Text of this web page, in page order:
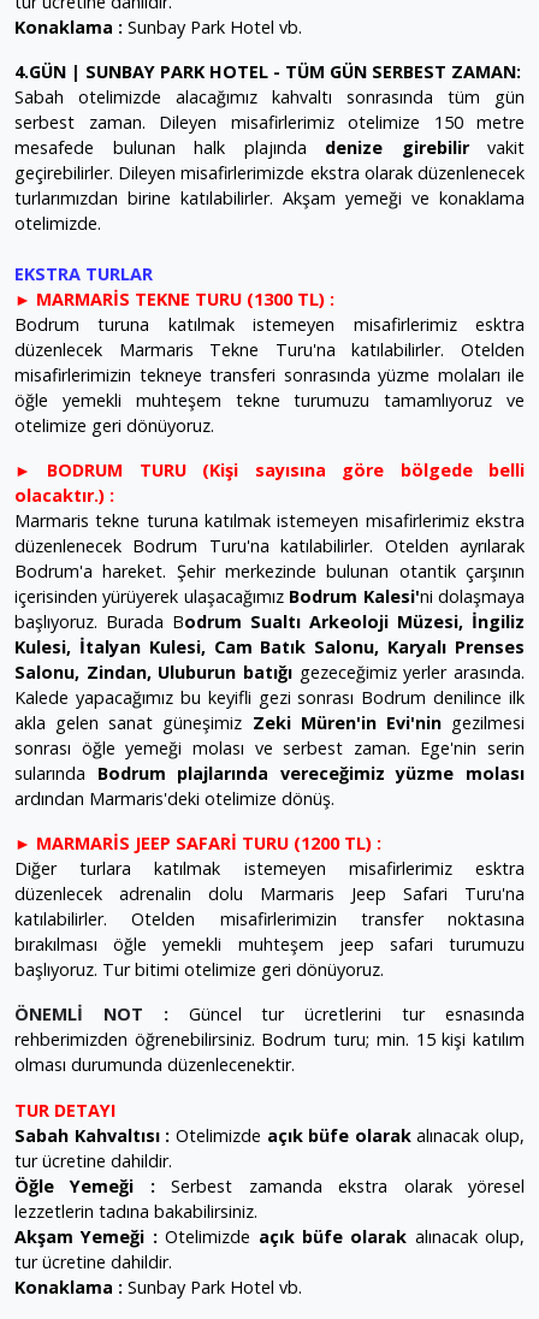
Konaklama : Sunbay Park Hotel vb.
4.GÜN | SUNBAY PARK HOTEL - TÜM GÜN SERBEST ZAMAN:
Sabah otelimizde alacağımız kahvaltı sonrasında tüm gün
serbest zaman. Dileyen misafirlerimiz otelimize 150 metre
mesafede bulunan halk plajında denize girebilir vakit
geçirebilirler. Dileyen misafirlerimizde ekstra olarak düzenlenecek
turlarımızdan birine katılabilirler. Akşam yemeği ve konaklama
otelimizde.
EKSTRA TURLAR
► MARMARİS TEKNE TURU (1300 TL) :
Bodrum turuna katılmak istemeyen misafirlerimiz esktra
düzenlecek Marmaris Tekne Turu'na katılabilirler. Otelden
misafirlerimizin tekneye transferi sonrasında yüzme molaları ile
öğle yemekli muhteşem tekne turumuzu tamamlıyoruz ve
otelimize geri dönüyoruz.
► BODRUM TURU (Kişi sayısına göre bölgede belli
olacaktır.) :
Marmaris tekne turuna katılmak istemeyen misafirlerimiz ekstra
düzenlenecek Bodrum Turu'na katılabilirler. Otelden ayrılarak
Bodrum'a hareket. Şehir merkezinde bulunan otantik çarşının
içerisinden yürüyerek ulaşacağımız Bodrum Kalesi'ni dolaşmaya
başlıyoruz. Burada Bodrum Sualtı Arkeoloji Müzesi, İngiliz
Kulesi, İtalyan Kulesi, Cam Batık Salonu, Karyalı Prenses
Salonu, Zindan, Uluburun batığı gezeceğimiz yerler arasında.
Kalede yapacağımız bu keyifli gezi sonrası Bodrum denilince ilk
akla gelen sanat güneşimiz Zeki Müren'in Evi'ningezilmesi
sonrası öğle yemeği molası ve serbest zaman. Ege'nin serin
sularında Bodrum plajlarında vereceğimiz yüzme molası
ardından Marmaris'deki otelimize dönüş.
► MARMARİS JEEP SAFARİ TURU (1200 TL) :
Diğer turlara katılmak istemeyen misafirlerimiz esktra
düzenlecek adrenalin dolu Marmaris Jeep Safari Turu'na
katılabilirler. Otelden misafirlerimizin transfer noktasına
bırakılması öğle yemekli muhteşem jeep safari turumuzu
başlıyoruz. Tur bitimi otelimize geri dönüyoruz.
ÖNEMLİ NOT :
Güncel tur ücretlerini tur esnasında
rehberimizden öğrenebilirsiniz. Bodrum turu; min. 15 kişi katılım
olması durumunda düzenlecenektir.
TUR DETAYI
Sabah Kahvaltısı : Otelimizde açık büfe olarakalınacak olup,
tur ücretine dahildir.
Öğle Yemeği :Serbest zamanda ekstra olarak yöresel
lezzetlerin tadına bakabilirsiniz.
Akşam Yemeği :Otelimizde açık büfe olarak alınacak olup,
tur ücretine dahildir.
Konaklama : Sunbay Park Hotel vb.